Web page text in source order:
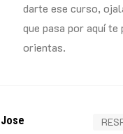
darte ese curso,
que pasa por aquí te
orientas.
Jose